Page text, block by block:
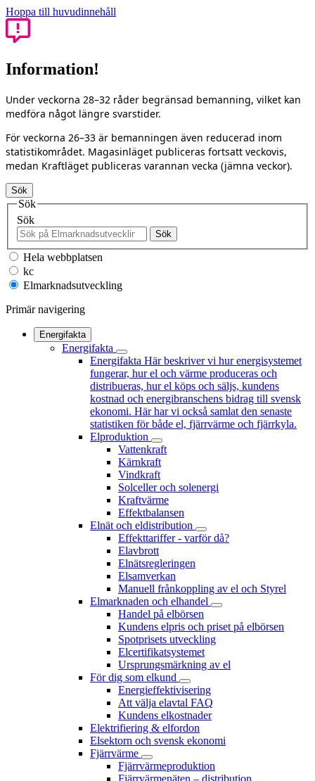
Hoppa till huvudinnehåll
Information!
Under veckorna 28–32 råder begränsad bemanning, vilket kan
medföra något längre svarstider.
För veckorna 26–33 är bemanningen även reducerad inom
statistikområdet. Magasinläget publiceras fortsatt veckovis,
medan Kraftläget publiceras varannan vecka (jämna veckor).
Sök
Sök
Sök
Sök
Hela webbplatsen
kc
Elmarknadsutveckling
Primär navigering
Energifakta
Energifakta
Energifakta Här beskriver vi hur energisystemet
fungerar, hur el och värme produceras och
distribueras, hur el köps och säljs, kundens
kostnad och energibranschens bidrag till svensk
ekonomi. Här har vi också samlat den senaste
statistiken för både el, fjärrvärme och fjärrkyla.
Elproduktion
Vattenkraft
Kärnkraft
Vindkraft
Solceller och solenergi
Kraftvärme
Effektbalansen
Elnät och eldistribution
Effekttariffer - varför då?
Elavbrott
Elnätsregleringen
Elsamverkan
Manuell frånkoppling av el och Styrel
Elmarknaden och elhandel
Handel på elbörsen
Kundens elpris och priset på elbörsen
Spotprisets utveckling
Elcertifikatsystemet
Ursprungsmärkning av el
För dig som elkund
Energieffektivisering
Att välja elavtal FAQ
Kundens elkostnader
Elektrifiering & elfordon
Elsektorn och svensk ekonomi
Fjärrvärme
Fjärrvärmeproduktion